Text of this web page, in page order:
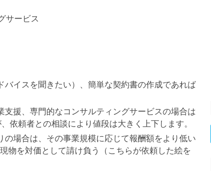
サービス
イスを聞きたい）、簡単な契約書の作成であれば
援、専門的なコンサルティングサービスの場合は
依頼者との相談により値段は大きく上下します。
場合は、その事業規模に応じて報酬額をより低い
物を対価として請け負う（こちらが依頼した絵を